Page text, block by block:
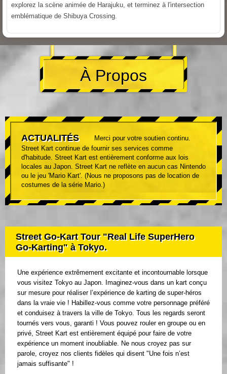
explorez la scène animée de Harajuku, et terminez à l'intersection
emblématique de Shibuya Crossing.
À Propos
ACTUALITÉS
Merci pour votre soutien continu.
Street Kart continue de fournir ses services comme
d'habitude. Street Kart est entièrement conforme aux lois
locales au Japon. Street Kart ne reflète en aucun cas Nintendo
ou le jeu 'Mario Kart'. (Nous ne proposons pas de location de
costumes de la série Mario.)
Street Go-Kart Tour "Real Life SuperHero
Go-Karting" à Tokyo.
Une expérience extrêmement excitante et incontournable lorsque
vous visitez Tokyo au Japon. Imaginez-vous dans un kart conçu
sur mesure pour réaliser l’expérience de karting de super-héros
dans la vraie vie ! Habillez-vous comme votre personnage préféré
et conduisez à travers la ville de Tokyo. Tous les regards seront
tournés vers vous, garanti ! Vous pouvez rouler en groupe ou en
privé, Street Kart est entièrement équipé pour faire de votre
expérience un moment inoubliable. Ne nous croyez pas sur
parole, croyez nos clients fidèles qui disent "Une fois n’est
jamais suffisante" !